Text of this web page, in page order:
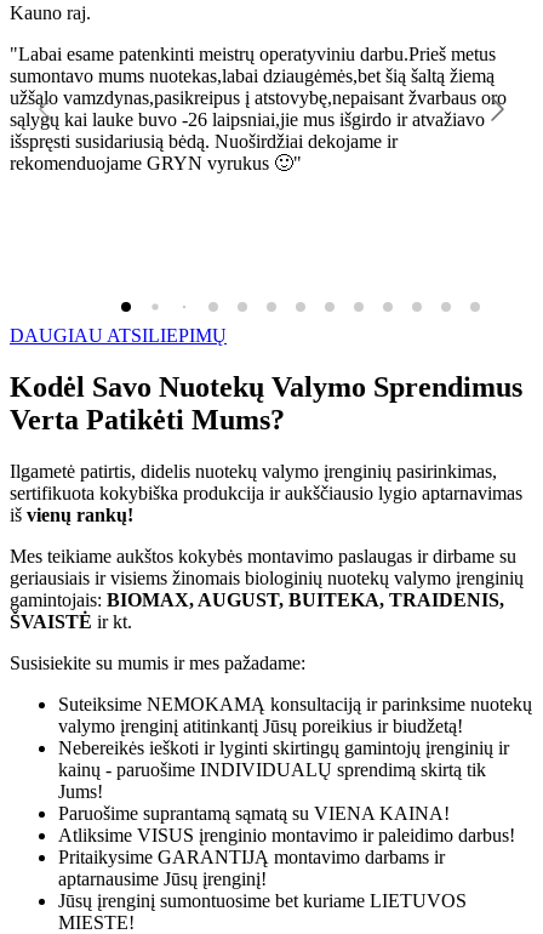
Kauno raj.
"Labai esame patenkinti meistrų operatyviniu darbu.Prieš metus
sumontavo mums nuotekas,labai dziaugėmės,bet šią šaltą žiemą
užšąlo vamzdynas,pasikreipus į atstovybę,nepaisant žvarbaus oro
sąlygų kai lauke buvo -26 laipsniai,jie mus išgirdo ir atvažiavo
išspręsti susidariusią bėdą. Nuoširdžiai dekojame ir
rekomenduojame GRYN vyrukus 🙂"
DAUGIAU ATSILIEPIMŲ
Kodėl Savo Nuotekų Valymo Sprendimus
Verta Patikėti Mums?
Ilgametė patirtis, didelis nuotekų valymo įrenginių pasirinkimas,
sertifikuota kokybiška produkcija ir aukščiausio lygio aptarnavimas
iš vienų rankų!
Mes teikiame aukštos kokybės montavimo paslaugas ir dirbame su
geriausiais ir visiems žinomais biologinių nuotekų valymo įrenginių
gamintojais: BIOMAX, AUGUST, BUITEKA, TRAIDENIS,
ŠVAISTĖ ir kt.
Susisiekite su mumis ir mes pažadame:
Suteiksime NEMOKAMĄ konsultaciją ir parinksime nuotekų
valymo įrenginį atitinkantį Jūsų poreikius ir biudžetą!
Nebereikės ieškoti ir lyginti skirtingų gamintojų įrenginių ir
kainų - paruošime INDIVIDUALŲ sprendimą skirtą tik
Jums!
Paruošime suprantamą sąmatą su VIENA KAINA!
Atliksime VISUS įrenginio montavimo ir paleidimo darbus!
Pritaikysime GARANTIJĄ montavimo darbams ir
aptarnausime Jūsų įrenginį!
Jūsų įrenginį sumontuosime bet kuriame LIETUVOS
MIESTE!